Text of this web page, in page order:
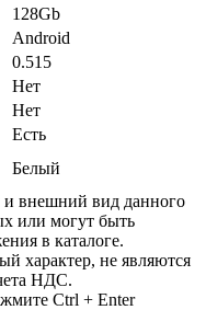
128Gb
Android
0.515
Нет
Нет
Есть
Белый
и внешний вид данного
или могут быть
в каталоге.
характер, не являются
НДС.
Ctrl + Enter